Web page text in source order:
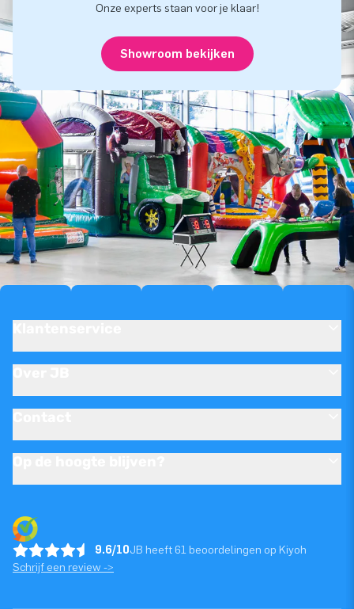
Onze experts staan voor je klaar!
Showroom bekijken
9.6/10JB heeft 61 beoordelingen op Kiyoh
Schrijf een review ->